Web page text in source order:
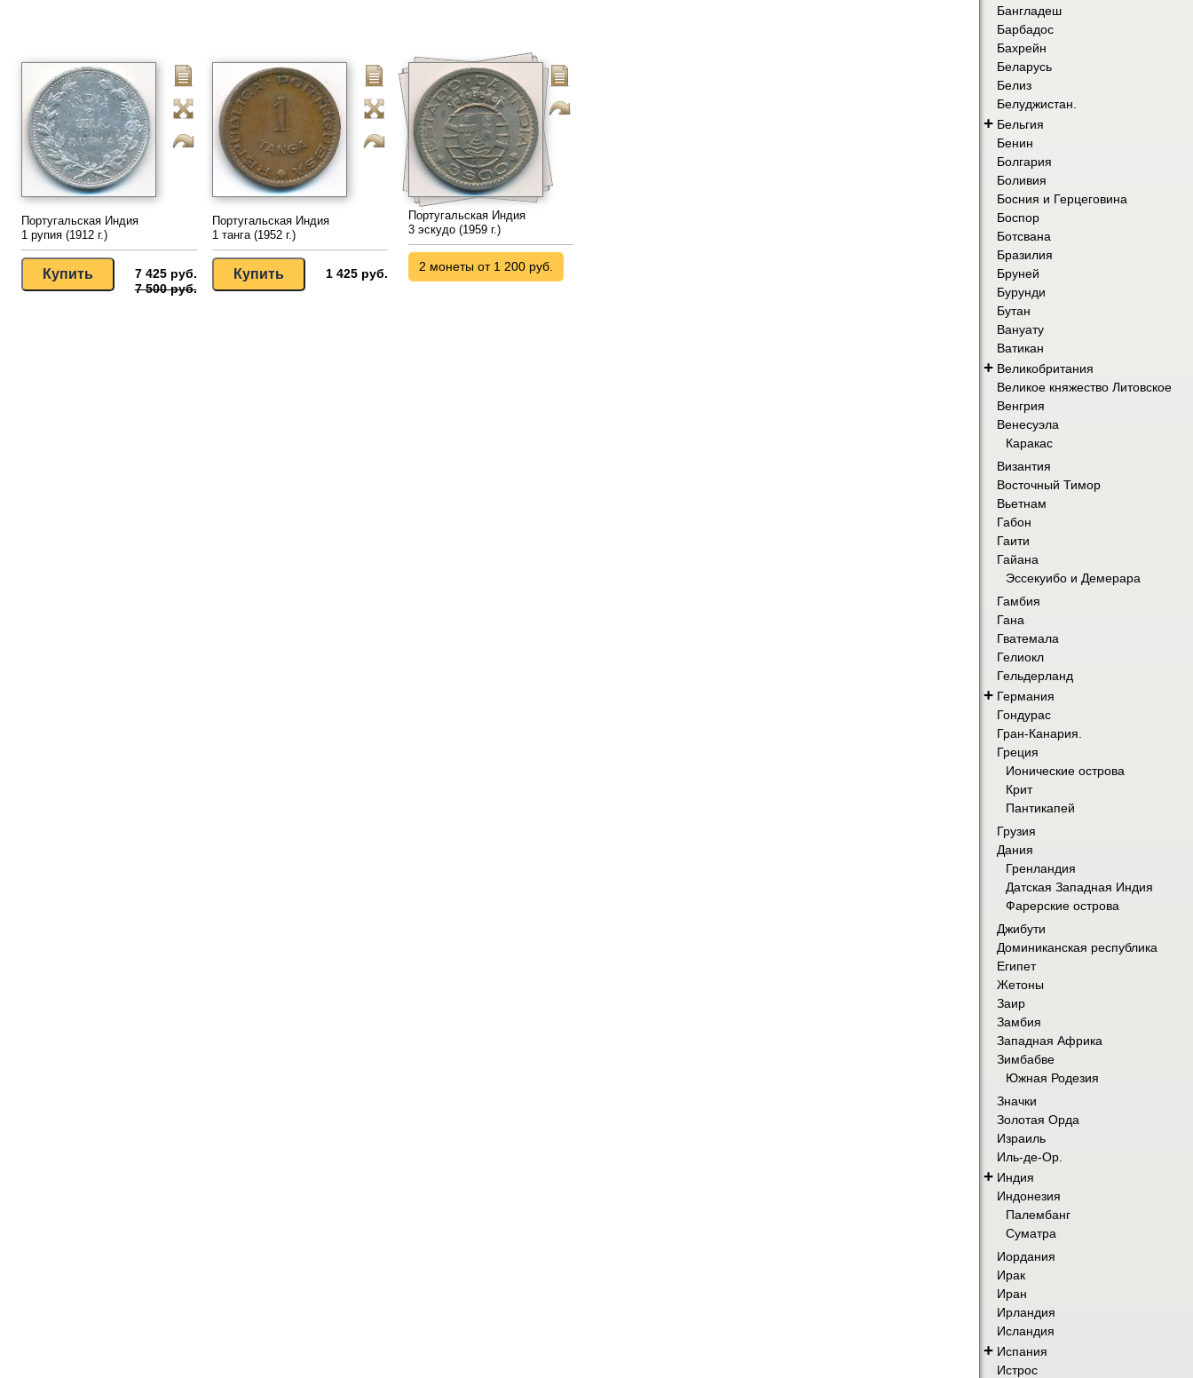
Португальская Индия
1 рупия (1912 г.)
7 425 руб.
7 500 руб.
Португальская Индия
1 танга (1952 г.)
1 425 руб.
Португальская Индия
3 эскудо (1959 г.)
2 монеты от 1 200 руб.
Бангладеш
Барбадос
Бахрейн
Беларусь
Белиз
Белуджистан.
+ Бельгия
Бенин
Болгария
Боливия
Босния и Герцеговина
Боспор
Ботсвана
Бразилия
Бруней
Бурунди
Бутан
Вануату
Ватикан
+ Великобритания
Великое княжество Литовское
Венгрия
Венесуэла
Каракас
Византия
Восточный Тимор
Вьетнам
Габон
Гаити
Гайана
Эссекуибо и Демерара
Гамбия
Гана
Гватемала
Гелиокл
Гельдерланд
+ Германия
Гондурас
Гран-Канария.
Греция
Ионические острова
Крит
Пантикапей
Грузия
Дания
Гренландия
Датская Западная Индия
Фарерские острова
Джибути
Доминиканская республика
Египет
Жетоны
Заир
Замбия
Западная Африка
Зимбабве
Южная Родезия
Значки
Золотая Орда
Израиль
Иль-де-Ор.
+ Индия
Индонезия
Палембанг
Суматра
Иордания
Ирак
Иран
Ирландия
Исландия
+ Испания
Истрос